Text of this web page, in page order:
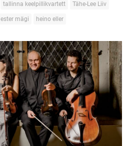
tallinna keelpillikvartett Tähe-Lee Liiv
ester mägi heino eller